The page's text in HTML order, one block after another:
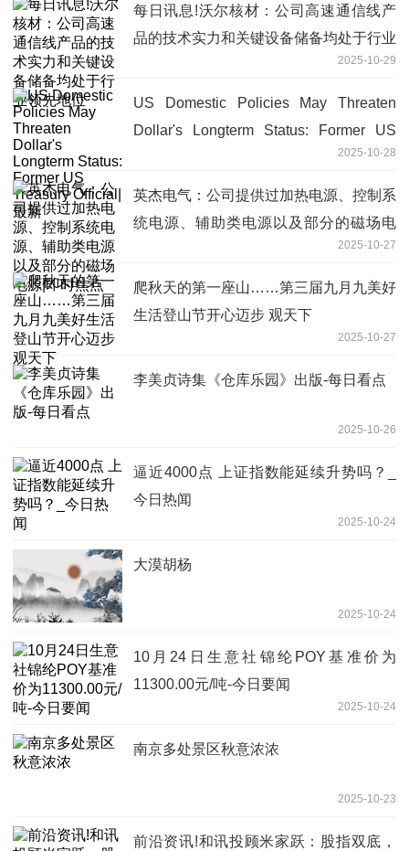
每日讯息!沃尔核材：公司高速通信线产
品的技术实力和关键设备储备均处于行业
2025-10-29
US Domestic Policies May Threaten
Dollar's Longterm Status: Former US
2025-10-28
英杰电气：公司提供过加热电源、控制系
统电源、辅助类电源以及部分的磁场电
2025-10-27
爬秋天的第一座山……第三届九月九美好
生活登山节开心迈步 观天下
2025-10-27
李美贞诗集《仓库乐园》出版-每日看点
2025-10-26
逼近4000点 上证指数能延续升势吗？_
今日热闻
2025-10-24
大漠胡杨
2025-10-24
10月24日生意社锦纶POY基准价为
11300.00元/吨-今日要闻
2025-10-24
南京多处景区秋意浓浓
2025-10-23
前沿资讯!和讯投顾米家跃：股指双底，